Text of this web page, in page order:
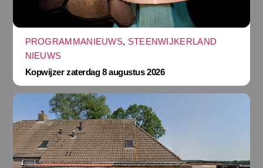
PROGRAMMANIEUWS, STEENWIJKERLAND
NIEUWS
Kopwijzer zaterdag 8 augustus 2026